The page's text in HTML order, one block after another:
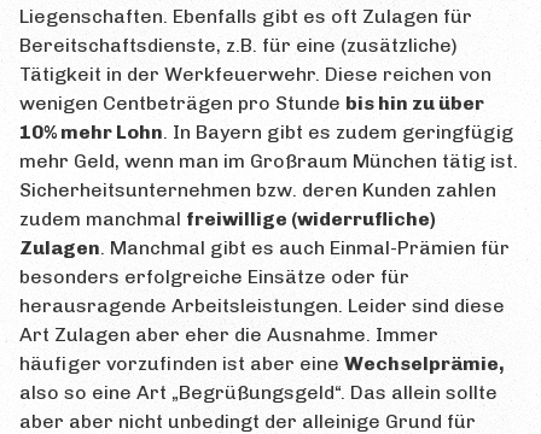
Liegenschaften. Ebenfalls gibt es oft Zulagen für
Bereitschaftsdienste, z.B. für eine (zusätzliche)
Tätigkeit in der Werkfeuerwehr. Diese reichen von
wenigen Centbeträgen pro Stunde bis hin zu über
10% mehr Lohn. In Bayern gibt es zudem geringfügig
mehr Geld, wenn man im Großraum München tätig ist.
Sicherheitsunternehmen bzw. deren Kunden zahlen
zudem manchmal freiwillige (widerrufliche)
Zulagen. Manchmal gibt es auch Einmal-Prämien für
besonders erfolgreiche Einsätze oder für
herausragende Arbeitsleistungen. Leider sind diese
Art Zulagen aber eher die Ausnahme. Immer
häufiger vorzufinden ist aber eine Wechselprämie,
also so eine Art „Begrüßungsgeld“. Das allein sollte
aber aber nicht unbedingt der alleinige Grund für